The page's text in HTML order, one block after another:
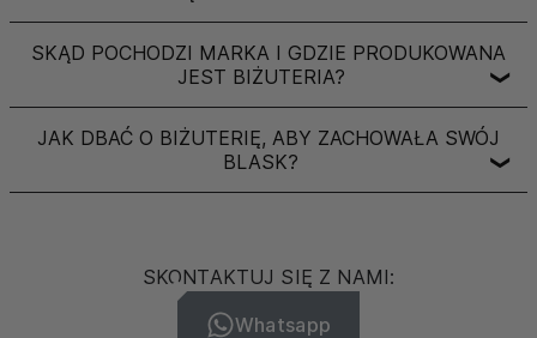
SKĄD POCHODZI MARKA I GDZIE PRODUKOWANA
JEST BIŻUTERIA?
❯
JAK DBAĆ O BIŻUTERIĘ, ABY ZACHOWAŁA SWÓJ
BLASK?
❯
SKONTAKTUJ SIĘ Z NAMI:
Whatsapp